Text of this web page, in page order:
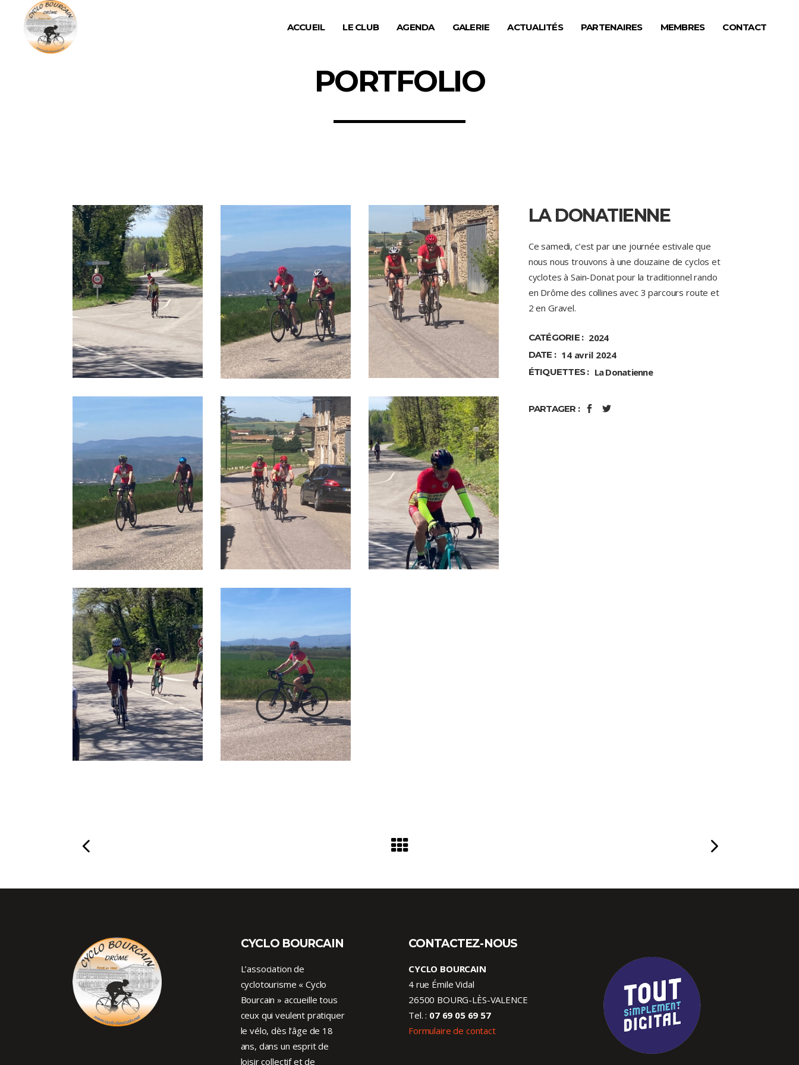
ACCUEIL LE CLUB AGENDA GALERIE ACTUALITÉS PARTENAIRES MEMBRES CONTACT
PORTFOLIO
LA DONATIENNE
Ce samedi, c’est par une journée estivale que
nous nous trouvons à une douzaine de cyclos et
cyclotes à Sain-Donat pour la traditionnel rando
en Drôme des collines avec 3 parcours route et
2 en Gravel.
CATÉGORIE : 2024
DATE : 14 avril 2024
ÉTIQUETTES : La Donatienne
PARTAGER :
CYCLO BOURCAIN
L’association de
cyclotourisme « Cyclo
Bourcain » accueille tous
ceux qui veulent pratiquer
le vélo, dès l’âge de 18
ans, dans un esprit de
loisir collectif et de
CONTACTEZ-NOUS
CYCLO BOURCAIN
4 rue Émile Vidal
26500 BOURG-LÈS-VALENCE
Tel. : 07 69 05 69 57
Formulaire de contact